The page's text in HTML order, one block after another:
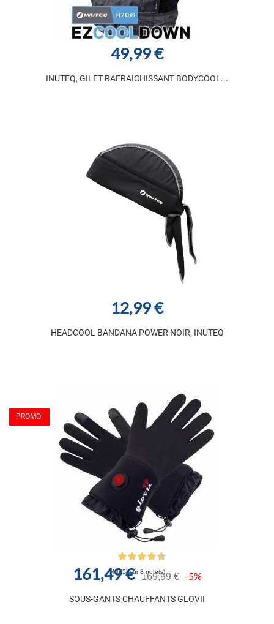
49,99 €
INUTEQ, GILET RAFRAICHISSANT BODYCOOL...
12,99 €
HEADCOOL BANDANA POWER NOIR, INUTEQ
PROMO!
(4,6/5) sur 8 note(s)
161,49 € 169,99 € -5%
SOUS-GANTS CHAUFFANTS GLOVII